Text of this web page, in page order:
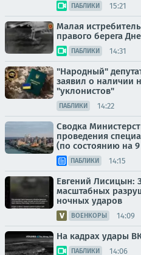
ПАБЛИКИ 15:21
Малая
правого берега
ПАБЛИКИ 14:31
"Народный"
заявил о наличии
"уклонистов"
ПАБЛИКИ 14:22
Сводка
проведения
(по состоянию на 9
ПАБЛИКИ 14:15
Евгений Лисицын:
масштабных
ночных ударов
ВОЕНКОРЫ 14:09
На кадрах удары
ПАБЛИКИ 14:06